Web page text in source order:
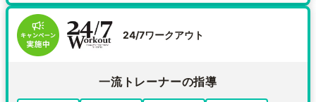
24/7ワークアウト
一流トレーナーの指導